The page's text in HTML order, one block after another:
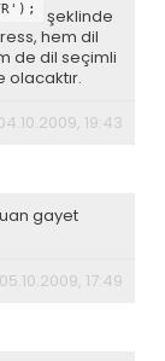
şeklinde
hem dil
de dil seçimli
olacaktır.
19:43
gayet
05.10.2009, 17:49